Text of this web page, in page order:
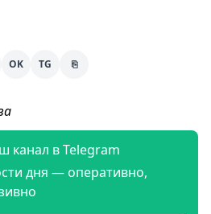
OK TG ⎘
канал в Telegram
дня — оперативно,